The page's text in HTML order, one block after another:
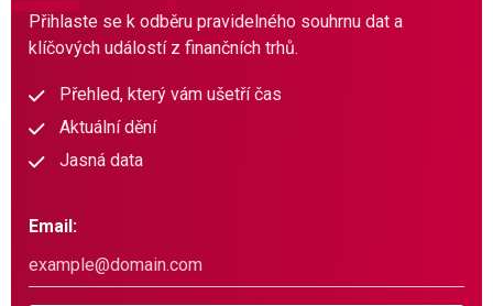
Přihlaste se k odběru pravidelného souhrnu dat a
klíčových událostí z finančních trhů.
Přehled, který vám ušetří čas
Aktuální dění
Jasná data
Email: